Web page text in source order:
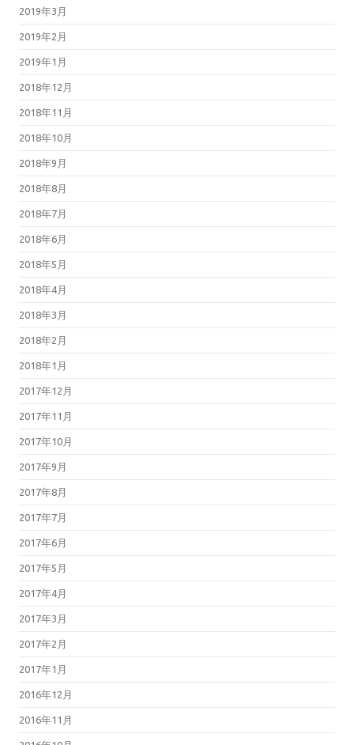
2019年3月
2019年2月
2019年1月
2018年12月
2018年11月
2018年10月
2018年9月
2018年8月
2018年7月
2018年6月
2018年5月
2018年4月
2018年3月
2018年2月
2018年1月
2017年12月
2017年11月
2017年10月
2017年9月
2017年8月
2017年7月
2017年6月
2017年5月
2017年4月
2017年3月
2017年2月
2017年1月
2016年12月
2016年11月